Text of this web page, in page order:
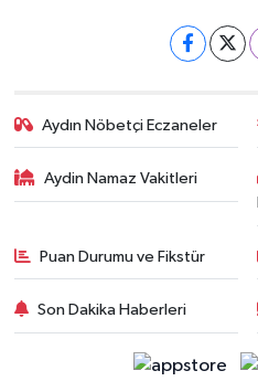
Aydın Nöbetçi Eczaneler
Aydin Namaz Vakitleri
Puan Durumu ve Fikstür
Son Dakika Haberleri